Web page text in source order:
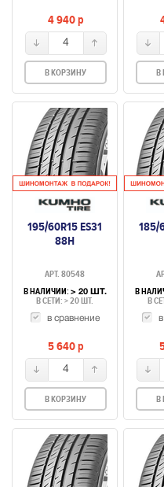
4 940p
4
В КОРЗИНУ В
195/60R15 ES31
88H
АРТ. 80548
В НАЛИЧИИ: > 20 ШТ.
В СЕТИ: > 20 ШТ.
в сравнение
5 640p
4
В КОРЗИНУ
185/
В
В
В